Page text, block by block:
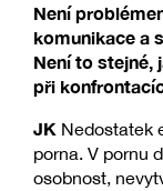
Není
komunikace a
Není to stejné,
při
JK Nedostatek
porna. V pornu
osobnost,